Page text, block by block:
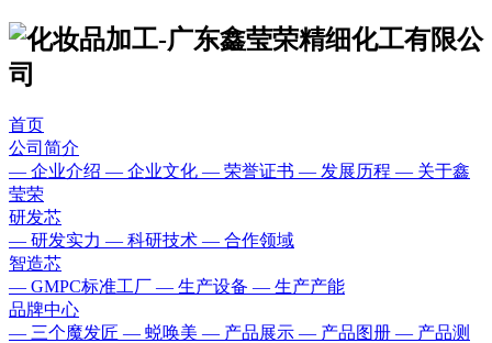
首页
公司简介
— 企业介绍 — 企业文化 — 荣誉证书 — 发展历程 — 关于鑫
莹荣
研发芯
— 研发实力 — 科研技术 — 合作领域
智造芯
— GMPC标准工厂 — 生产设备 — 生产产能
品牌中心
— 三个魔发匠 — 蜕唤美 — 产品展示 — 产品图册 — 产品测